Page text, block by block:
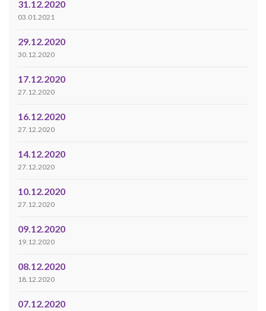
31.12.2020
03.01.2021
29.12.2020
30.12.2020
17.12.2020
27.12.2020
16.12.2020
27.12.2020
14.12.2020
27.12.2020
10.12.2020
27.12.2020
09.12.2020
19.12.2020
08.12.2020
18.12.2020
07.12.2020